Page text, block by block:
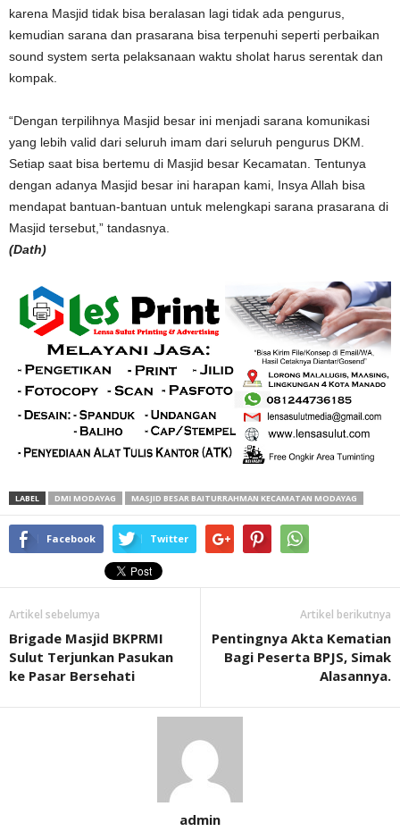
karena Masjid tidak bisa beralasan lagi tidak ada pengurus,
kemudian sarana dan prasarana bisa terpenuhi seperti perbaikan
sound system serta pelaksanaan waktu sholat harus serentak dan
kompak.
“Dengan terpilihnya Masjid besar ini menjadi sarana komunikasi
yang lebih valid dari seluruh imam dari seluruh pengurus DKM.
Setiap saat bisa bertemu di Masjid besar Kecamatan. Tentunya
dengan adanya Masjid besar ini harapan kami, Insya Allah bisa
mendapat bantuan-bantuan untuk melengkapi sarana prasarana di
Masjid tersebut,” tandasnya.
(Dath)
LABEL DMI MODAYAG MASJID BESAR BAITURRAHMAN KECAMATAN MODAYAG
Facebook Twitter
Artikel sebelumya
Brigade Masjid BKPRMI
Sulut Terjunkan Pasukan
ke Pasar Bersehati
Artikel berikutnya
Pentingnya Akta Kematian
Bagi Peserta BPJS, Simak
Alasannya.
admin